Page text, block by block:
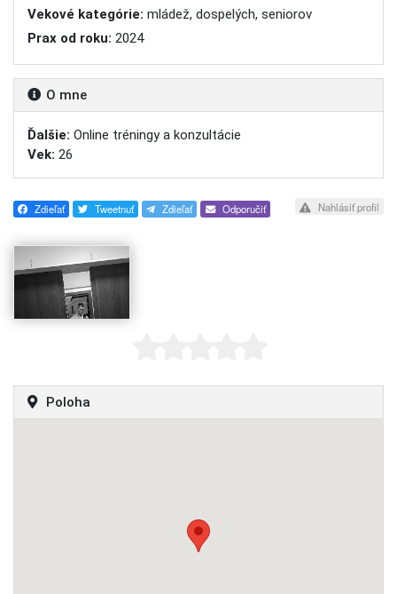
Vekové kategórie: mládež, dospelých, seniorov
Prax od roku: 2024
O mne
Ďalšie: Online tréningy a konzultácie
Vek: 26
Zdieľať Tweetnuť Zdieľať Odporučiť Nahlásiť profil
Poloha